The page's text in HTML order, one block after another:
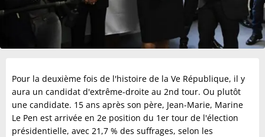
Pour la deuxième fois de l'histoire de la Ve République, il y
aura un candidat d'extrême-droite au 2nd tour. Ou plutôt
une candidate. 15 ans après son père, Jean-Marie, Marine
Le Pen est arrivée en 2e position du 1er tour de l'élection
présidentielle, avec 21,7 % des suffrages, selon les